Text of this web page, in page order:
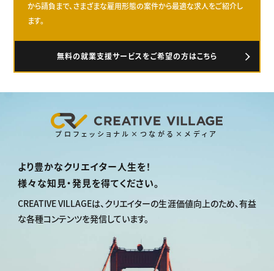
から請負まで、さまざまな雇用形態の案件から最適な求人をご紹介し
ます。
無料の就業支援サービスをご希望の方はこちら
プロフェッショナル×つながる×メディア
より豊かなクリエイター人生を！
様々な知見・発見を得てください。
CREATIVE VILLAGEは、 クリエイターの生涯価値向上のため、有益
な各種コンテンツを発信しています。